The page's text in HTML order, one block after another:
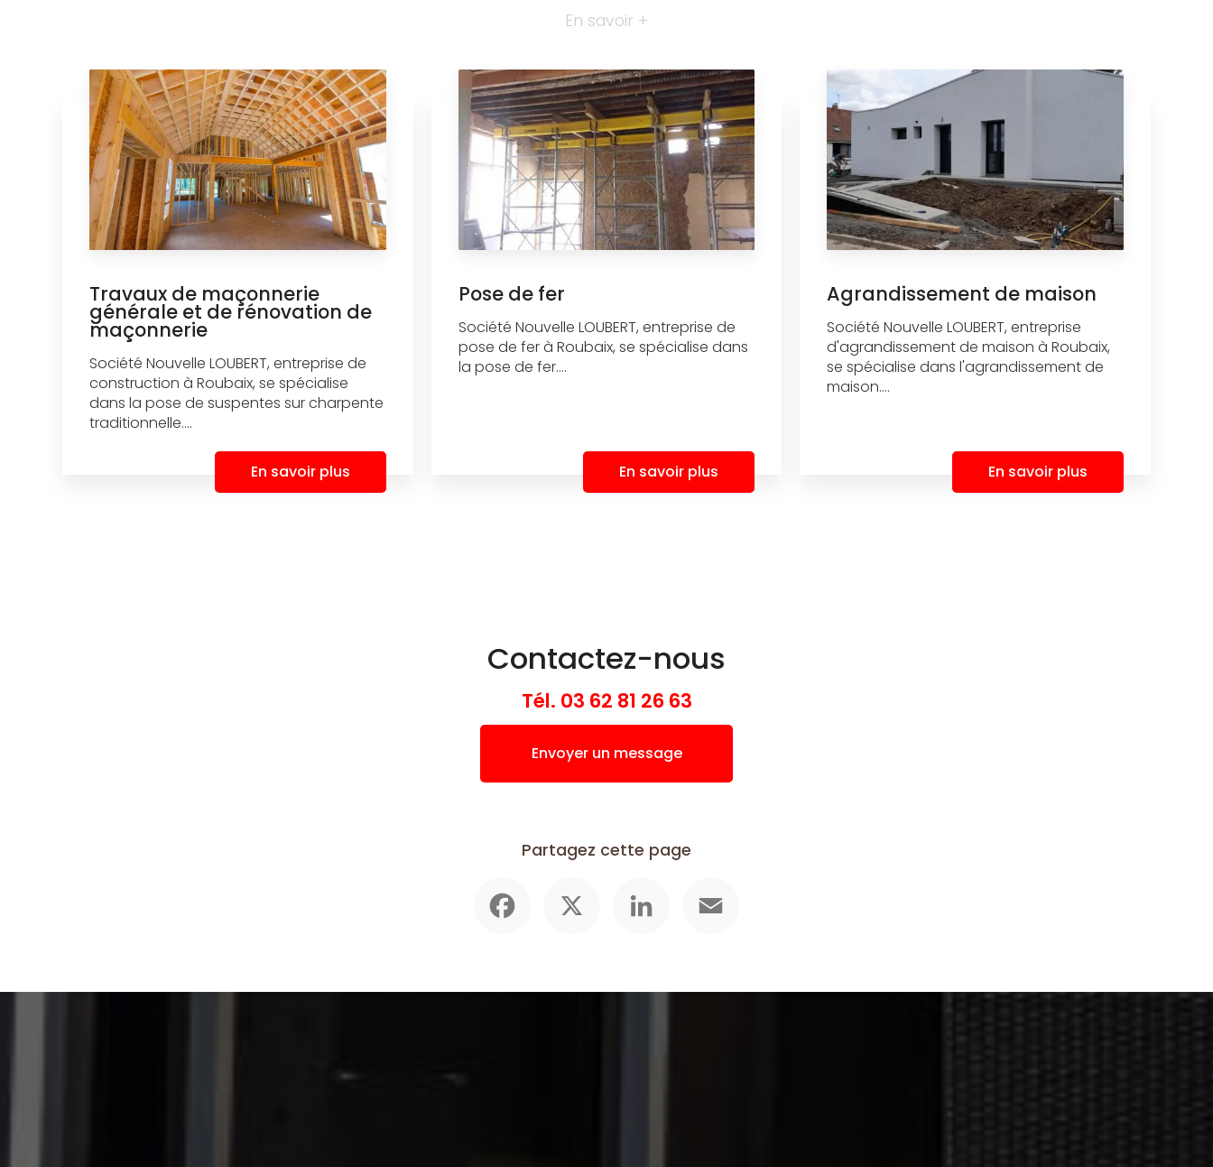
En savoir +
Travaux de maçonnerie
générale et de rénovation de
maçonnerie
Société Nouvelle LOUBERT, entreprise de
construction à Roubaix, se spécialise
dans la pose de suspentes sur charpente
traditionnelle....
En savoir plus
Pose de fer
Société Nouvelle LOUBERT, entreprise de
pose de fer à Roubaix, se spécialise dans
la pose de fer....
En savoir plus
Agrandissement de maison
Société Nouvelle LOUBERT, entreprise
d'agrandissement de maison à Roubaix,
se spécialise dans l'agrandissement de
maison....
En savoir plus
Contactez-nous
Tél. 03 62 81 26 63
Envoyer un message
Partagez cette page